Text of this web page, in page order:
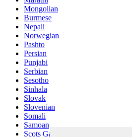
Mongolian
Burmese
Nepali
Norwegian
Pashto
Persian
Punjabi
Serbian
Sesotho
Sinhala
Slovak
Slovenian
Somali
Samoan
Scots Gaelic